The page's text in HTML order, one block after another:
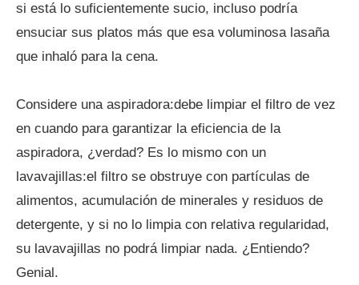
si está lo suficientemente sucio, incluso podría
ensuciar sus platos más que esa voluminosa lasaña
que inhaló para la cena.
Considere una aspiradora:debe limpiar el filtro de vez
en cuando para garantizar la eficiencia de la
aspiradora, ¿verdad? Es lo mismo con un
lavavajillas:el filtro se obstruye con partículas de
alimentos, acumulación de minerales y residuos de
detergente, y si no lo limpia con relativa regularidad,
su lavavajillas no podrá limpiar nada. ¿Entiendo?
Genial.